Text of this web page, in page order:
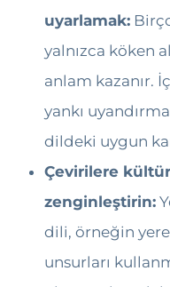
uyarlamak:
yalnızca köken
anlam kazanır.
yankı
dildeki uygun
Çevirilere
zenginleştirin:
dili, örneğin
unsurları